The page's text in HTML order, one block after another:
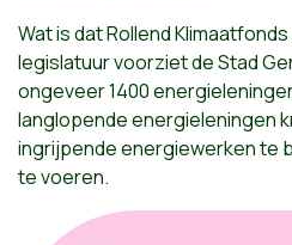
Wat is dat Rollend
legislatuur voorziet de Stad
ongeveer 1400
langlopende energieleningen
ingrijpende energiewerken te
te voeren.